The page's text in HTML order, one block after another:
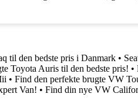
til den bedste pris i Danmark •
Toyota Auris til den bedste pris! •
• Find den perfekte brugte VW
Van! • Find din nye VW